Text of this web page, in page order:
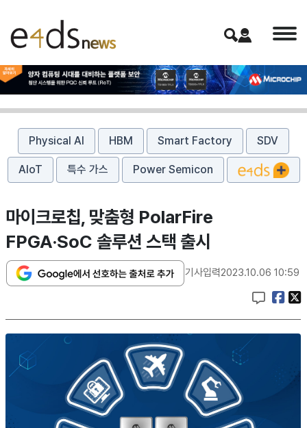
Physical AI HBM Smart Factory SDV
AIoT 특수 가스 Power Semicon
​마이크로칩, 맞춤형 PolarFire
FPGA·SoC 솔루션 스택 출시
기사입력2023.10.06 10:59